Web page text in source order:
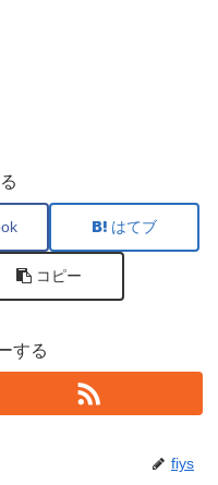
はてブ
コピー
する
fiys